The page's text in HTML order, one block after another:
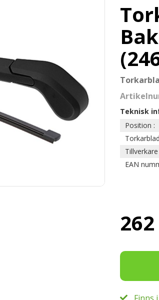
Teknisk
Position :
Tillverkare
EAN